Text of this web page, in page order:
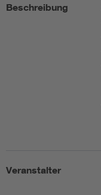
Beschreibung
Veranstalter